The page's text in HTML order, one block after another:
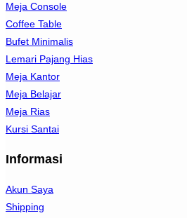
Meja Console
Coffee Table
Bufet Minimalis
Lemari Pajang Hias
Meja Kantor
Meja Belajar
Meja Rias
Kursi Santai
Informasi
Akun Saya
Shipping